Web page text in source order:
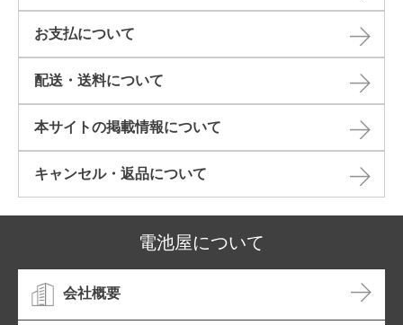
お支払について
配送・送料について
本サイトの掲載情報について​
キャンセル・返品について​
電池屋について
会社概要